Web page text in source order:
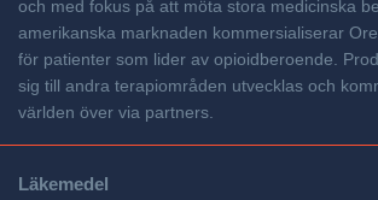
och med fokus på att möta stora medicinska
amerikanska marknaden kommersialiserar
för patienter som lider av opioidberoende.
sig till andra terapi­områden utvecklas och
världen över via partners.
Läkemedel